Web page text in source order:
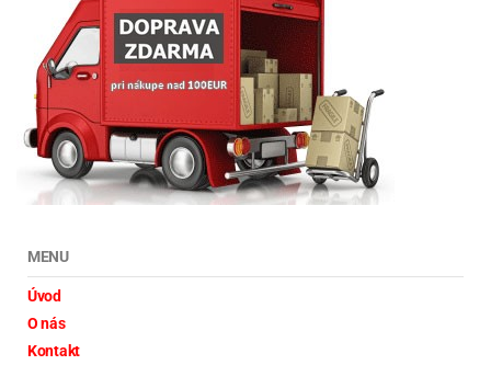
MENU
Úvod
O nás
Kontakt